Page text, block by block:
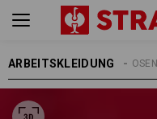
ARBEITSKLEIDUNGARBEITSHOSEN
HERREN